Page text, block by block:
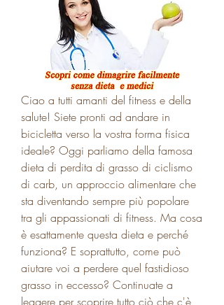
Ciao a tutti amanti del fitness e della
salute! Siete pronti ad andare in
bicicletta verso la vostra forma fisica
ideale? Oggi parliamo della famosa
dieta di perdita di grasso di ciclismo
di carb, un approccio alimentare che
sta diventando sempre più popolare
tra gli appassionati di fitness. Ma cosa
è esattamente questa dieta e perché
funziona? E soprattutto, come può
aiutare voi a perdere quel fastidioso
grasso in eccesso? Continuate a
leggere per scoprire tutto ciò che c'è